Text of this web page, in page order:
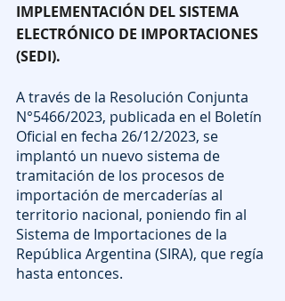
IMPLEMENTACIÓN DEL SISTEMA
ELECTRÓNICO DE IMPORTACIONES
(SEDI).
A través de la Resolución Conjunta
N°5466/2023, publicada en el Boletín
Oficial en fecha 26/12/2023, se
implantó un nuevo sistema de
tramitación de los procesos de
importación de mercaderías al
territorio nacional, poniendo fin al
Sistema de Importaciones de la
República Argentina (SIRA), que regía
hasta entonces.